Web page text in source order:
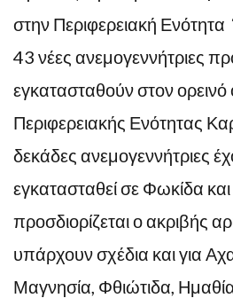
στην Περιφερειακή Ενότητα
43 νέες ανεμογεννήτριες
εγκατασταθούν στον ορεινό
Περιφερειακής Ενότητας
δεκάδες ανεμογεννήτριες
εγκατασταθεί σε Φωκίδα
προσδιορίζεται ο ακριβής
υπάρχουν σχέδια και για
Μαγνησία, Φθιώτιδα,